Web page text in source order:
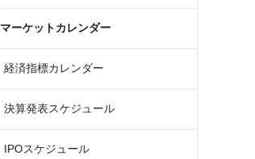
マーケットカレンダー
経済指標カレンダー
決算発表スケジュール
IPOスケジュール